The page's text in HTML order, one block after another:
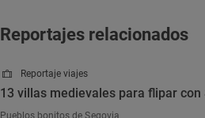
Reportajes relacionados
Reportaje viajes
13 villas medievales para flipar con
Pueblos bonitos de Segovia